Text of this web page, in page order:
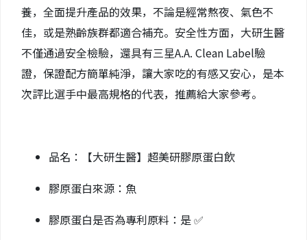
養，全面提升產品的效果，不論是經常熬夜、氣色不
佳，或是熟齡族群都適合補充。安全性方面，大研生醫
不僅通過安全檢驗，還具有三星A.A. Clean Label驗
證，保證配方簡單純淨，讓大家吃的有感又安心，是本
次評比選手中最高規格的代表，推薦給大家參考。
品名：【大研生醫】超美研膠原蛋白飲
膠原蛋白來源：魚
膠原蛋白是否為專利原料：是 ✅